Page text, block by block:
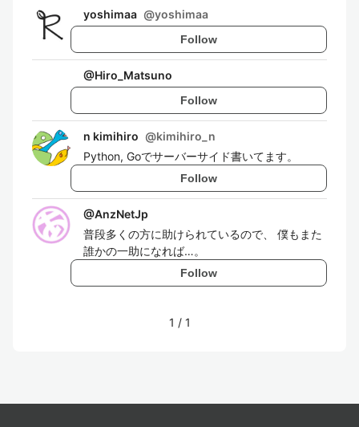
yoshimaa @yoshimaa
Follow
@Hiro_Matsuno
Follow
n kimihiro @kimihiro_n
Python, Goでサーバーサイド書いてます。
Follow
@AnzNetJp
普段多くの方に助けられているので、 僕もまた
誰かの一助になれば…。
Follow
1 / 1